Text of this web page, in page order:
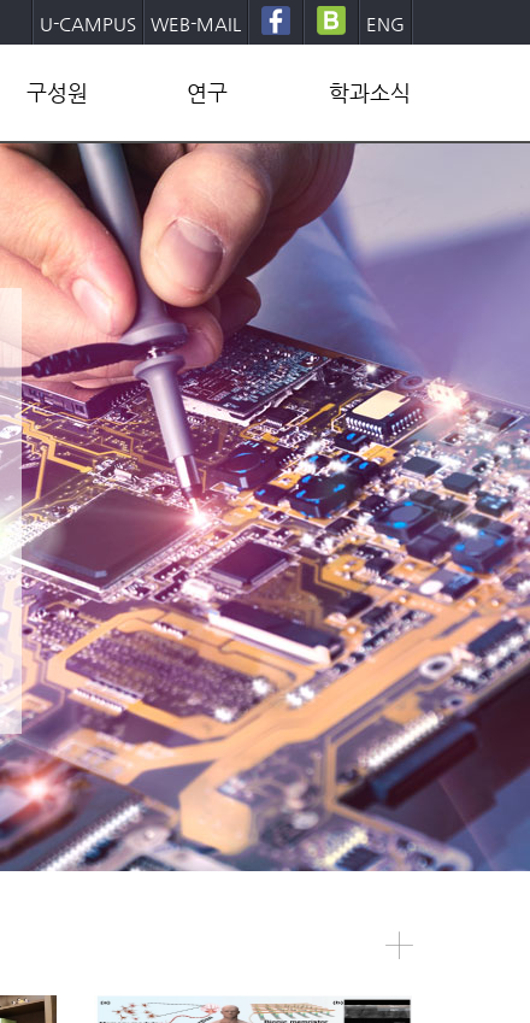
U-CAMPUS WEB-MAIL ENG
구성원
교수
직원
학생
동문
연구
연구그룹
연구센터
연구성과
산학협력
학과소식
학사일정
학과뉴스
양식/문서
발전기금후원